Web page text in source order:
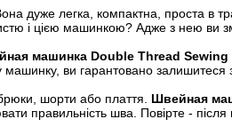
дуже легка, компактна, проста в
і цією машинкою? Адже з нею ви
машинка Double Thread Sewing
ви гарантовано залишитеся
шорти або плаття. Швейная
правильність шва. Повірте - після